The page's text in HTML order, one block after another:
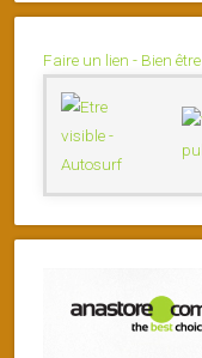
Faire un lien - Bien être